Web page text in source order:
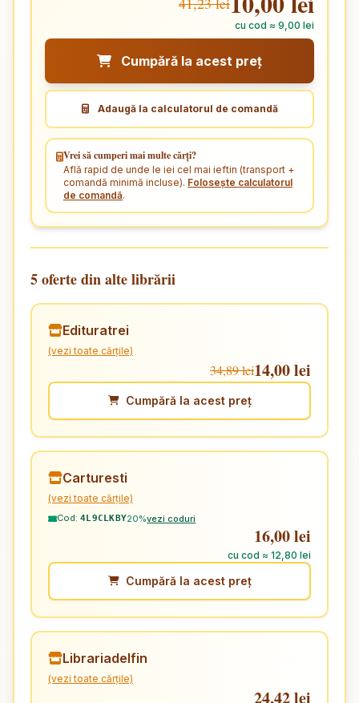
cu cod ≈ 9,00 lei
Cumpără la acest preț
Adaugă la calculatorul de comandă
Vrei să cumperi mai multe cărți?
Află rapid de unde le iei cel mai ieftin (transport +
comandă minimă incluse). Folosește calculatorul
de comandă.
5 oferte din alte librării
Edituratrei
(vezi toate cărțile)
34,89 lei14,00 lei
Cumpără la acest preț
Carturesti
(vezi toate cărțile)
Cod: 4L9CLKBY20%vezi coduri
16,00 lei
cu cod ≈ 12,80 lei
Cumpără la acest preț
Librariadelfin
(vezi toate cărțile)
24,42 lei